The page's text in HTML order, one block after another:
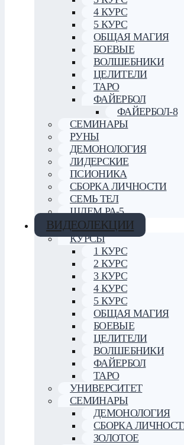
4 КУРС
5 КУРС
ОБЩАЯ МАГИЯ
БОЕВЫЕ
ВОЛШЕБНИКИ
ЦЕЛИТЕЛИ
ТАРО
ФАЙЕРБОЛ
ФАЙЕРБОЛ-8
СЕМИНАРЫ
РУНЫ
ДЕМОНОЛОГИЯ
ЛИДЕРСКИЕ
ПСИОНИКА
СБОРКА ЛИЧНОСТИ
СЕМЬ ТЕЛ
ШЛЕМ РА-5
ВИДЕОЛЕКЦИИ
КУРСЫ
1 КУРС
2 КУРС
3 КУРС
4 КУРС
5 КУРС
ОБЩАЯ МАГИЯ
БОЕВЫЕ
ЦЕЛИТЕЛИ
ВОЛШЕБНИКИ
ФАЙЕРБОЛ
ТАРО
УНИВЕРСИТЕТ
СЕМИНАРЫ
ДЕМОНОЛОГИЯ
СБОРКА
ЗОЛОТОЕ